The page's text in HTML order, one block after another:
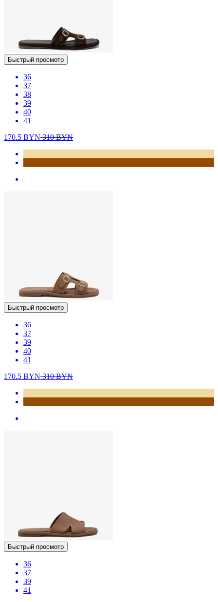
Быстрый просмотр
36
37
38
39
40
41
170.5 BYN310BYN
Быстрый просмотр
36
37
39
40
41
170.5 BYN310BYN
Быстрый просмотр
36
37
39
41